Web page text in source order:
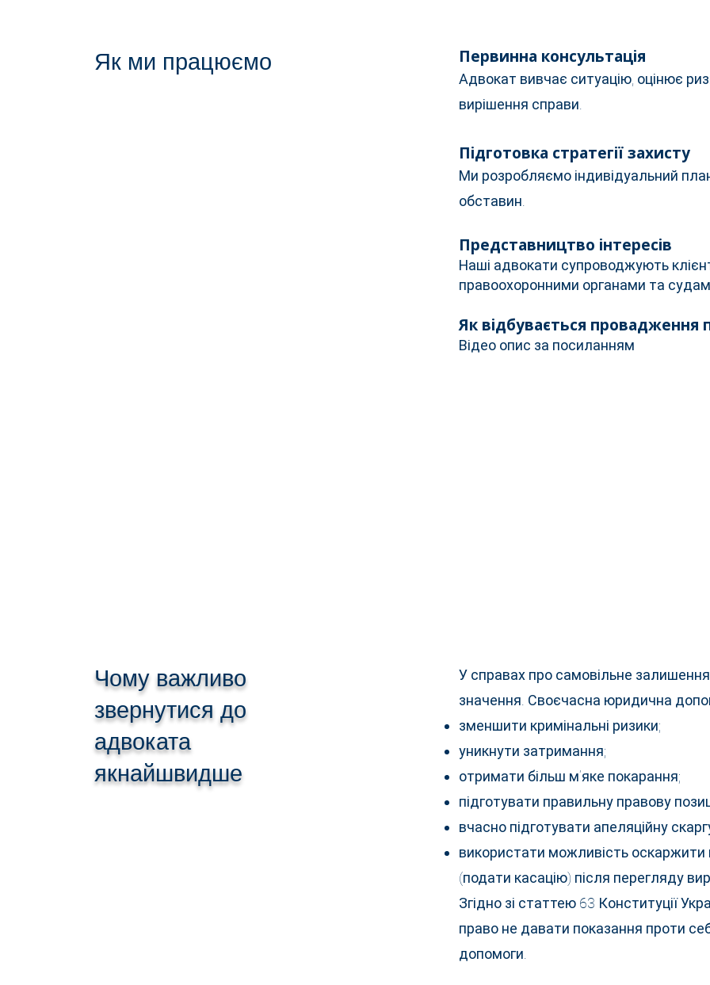
Як ми працюємо Первинна консультація
Адвокат вивчає ситуацію, оцінює
вирішення справи.
Підготовка стратегії захисту
Ми розробляємо індивідуальний
обставин.
Представництво інтересів
Наші адвокати супроводжують
правоохоронними органами та
Як відбувається провадження
Відео опис за посиланням
Чому важливо
звернутися до
адвоката
якнайшвидше
У справах про самовільне
значення. Своєчасна юридична
зменшити кримінальні ризики;
уникнути затримання;
отримати більш м’яке покарання;
підготувати правильну правову
вчасно підготувати апеляційну
використати можливість
(подати касацію) після перегляду
Згідно зі статтею 63 Конституції
право не давати показання проти
допомоги.